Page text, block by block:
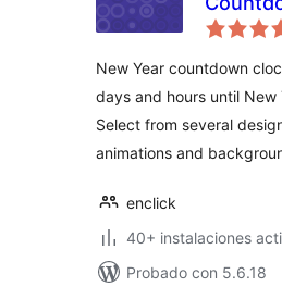
New Year countdown
days and hours until New
Select from several
animations and
enclick
40+ instalaciones
Probado con 5.6.18